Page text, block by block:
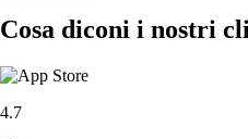
Cosa diconi i nostri
4.7